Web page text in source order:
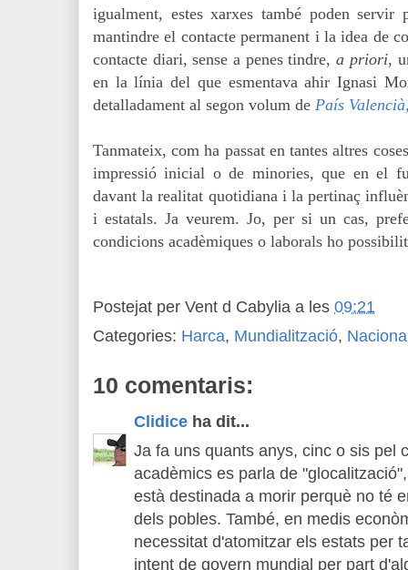
igualment, estes xarxes també poden
mantindre el contacte permanent i la idea de
contacte diari, sense a penes tindre,a priori,
en la línia del que esmentava ahir Ignasi
detalladament al segon volum de País
Tanmateix, com ha passat en tantes altres
impressió inicial o de minories, que en el
davant la realitat quotidiana i la pertinaç
i estatals. Ja veurem. Jo, per si un cas,
condicions acadèmiques o laborals ho
Postejat per Vent d Cabylia a les 09:21
Categories: Harca, Mundialització,
10 comentaris:
Clidice ha dit...
Ja fa uns quants anys, cinc o sis pel
acadèmics es parla de
està destinada a morir perquè no té
dels pobles. També, en medis
necessitat d'atomitzar els estats per
intent de govern mundial per part